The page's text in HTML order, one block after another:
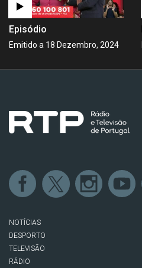
Episódio
Emitido a 18 Dezembro, 2024
NOTÍCIAS
DESPORTO
TELEVISÃO
RÁDIO